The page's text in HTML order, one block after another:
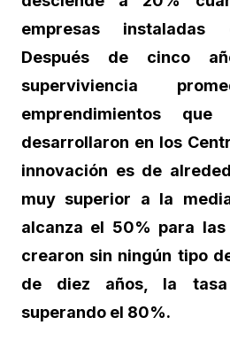
empresas instaladas
Después de cinco
superviviencia
emprendimientos
desarrollaron en los
innovación es de
muysuperior a la
alcanza el 50% para
crearon sin ningún tipo
de diez años, la
superando el 80%.